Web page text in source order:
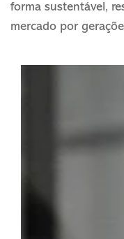
forma sustentável,
mercado por